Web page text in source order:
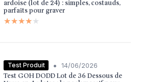
ardoise (lot de 24) : simples, costauds,
parfaits pour graver
★★★★★
★★★★★
Test Produit • 14/06/2026
Test GOH DODD Lot de 36 Dessous de